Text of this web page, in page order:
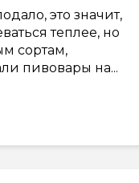
это значит,
теплее, но
сортам,
пивовары на...